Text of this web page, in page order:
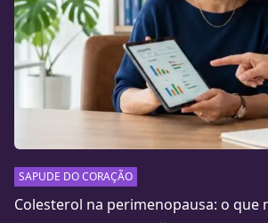
SAPUDE DO CORAÇÃO
Colesterol na perimenopausa: o que